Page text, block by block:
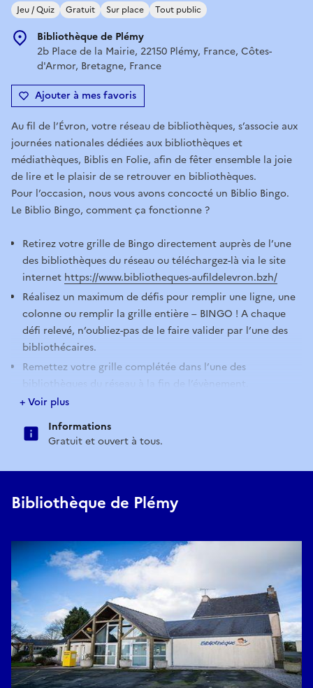
Jeu / Quiz Gratuit Sur place Tout public
Bibliothèque de Plémy
2b Place de la Mairie, 22150 Plémy, France, Côtes-
d'Armor, Bretagne, France
Ajouter à mes favoris
Au fil de l’Évron, votre réseau de bibliothèques, s’associe aux
journées nationales dédiées aux bibliothèques et
médiathèques, Biblis en Folie, afin de fêter ensemble la joie
de lire et le plaisir de se retrouver en bibliothèques.
Pour l’occasion, nous vous avons concocté un Biblio Bingo.
Le Biblio Bingo, comment ça fonctionne ?
Retirez votre grille de Bingo directement auprès de l’une
des bibliothèques du réseau ou téléchargez-là via le site
internet https://www.bibliotheques-aufildelevron.bzh/
Réalisez un maximum de défis pour remplir une ligne, une
colonne ou remplir la grille entière – BINGO ! A chaque
défi relevé, n’oubliez-pas de le faire valider par l’une des
bibliothécaires.
Remettez votre grille complétée dans l’une des
bibliothèques du réseau à la fin de l’évènement.
L'évènement se prolonge jusqu'au 03/12/25.
+ Voir plus
Informations
Gratuit et ouvert à tous.
Bibliothèque de Plémy